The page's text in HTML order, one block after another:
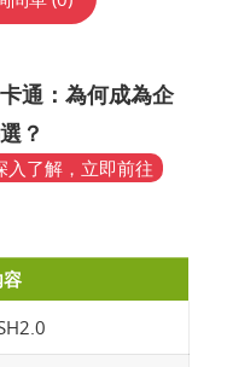
通：為何成為企
？
入了解，立即前往